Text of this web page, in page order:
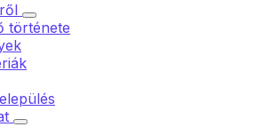
története